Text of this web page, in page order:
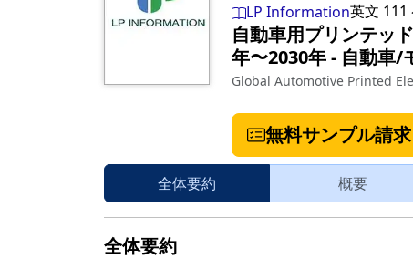
LP Information英文 111
自動車用プリンテッ
年〜2030年‐ 自動車/
Global Automotive Printed
無料サンプル請求
全体要約 概要
全体要約